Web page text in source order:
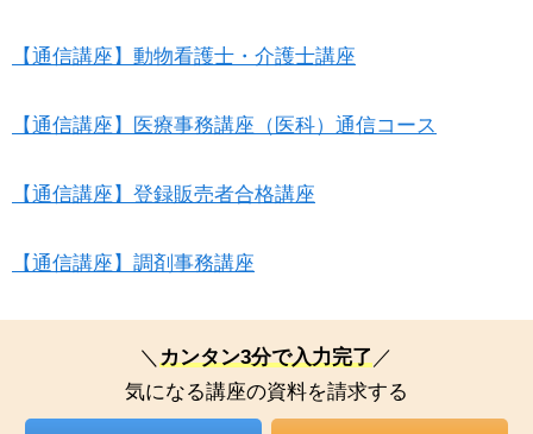
【通信講座】動物看護士・介護士講座
【通信講座】医療事務講座（医科）通信コース
【通信講座】登録販売者合格講座
【通信講座】調剤事務講座
＼ カンタン3分で入力完了 ／
気になる講座の資料を請求する